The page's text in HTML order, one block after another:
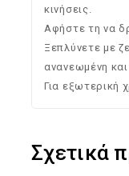
κινήσεις.
Αφήστε τη να
Ξεπλύνετε με
ανανεωμένη
Για εξωτερική
Σχετικά